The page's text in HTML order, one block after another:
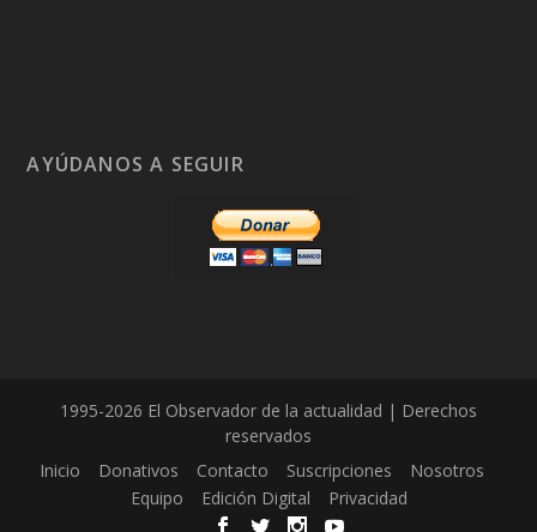
AYÚDANOS A SEGUIR
1995-2026 El Observador de la actualidad | Derechos
reservados
Inicio
Donativos Contacto Suscripciones
Nosotros
Equipo
Edición Digital Privacidad